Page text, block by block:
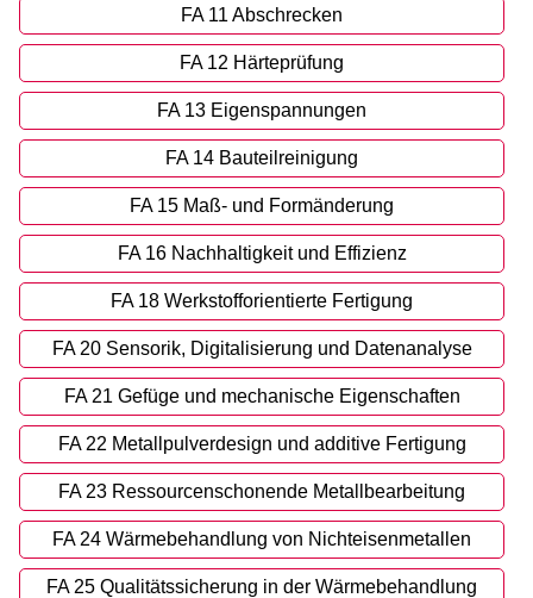
FA 11 Abschrecken
FA 12 Härteprüfung
FA 13 Eigenspannungen
FA 14 Bauteilreinigung
FA 15 Maß- und Formänderung
FA 16 Nachhaltigkeit und Effizienz
FA 18 Werkstofforientierte Fertigung
FA 20 Sensorik, Digitalisierung und Datenanalyse
FA 21 Gefüge und mechanische Eigenschaften
FA 22 Metallpulverdesign und additive Fertigung
FA 23 Ressourcenschonende Metallbearbeitung
FA 24 Wärmebehandlung von Nichteisenmetallen
FA 25 Qualitätssicherung in der Wärmebehandlung